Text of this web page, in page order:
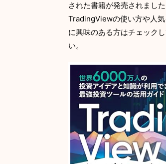
された書籍が発売されました
TradingViewの使い方や人
に興味のある方はチェック
い。